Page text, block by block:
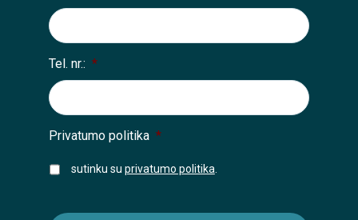
Tel. nr.: *
Privatumo politika *
sutinku su privatumo politika